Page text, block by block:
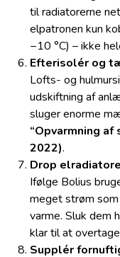
til radiatorerne
elpatronen kun
−10 °C) – ikke
Efterisolér og
Lofts- og
udskiftning af
sluger enorme
“Opvarmning
2022).
Drop
Ifølge Bolius
meget strøm
varme. Sluk dem
klar til at
Supplér